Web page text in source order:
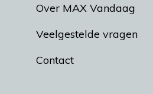
Over MAX Vandaag
Veelgestelde vragen
Contact